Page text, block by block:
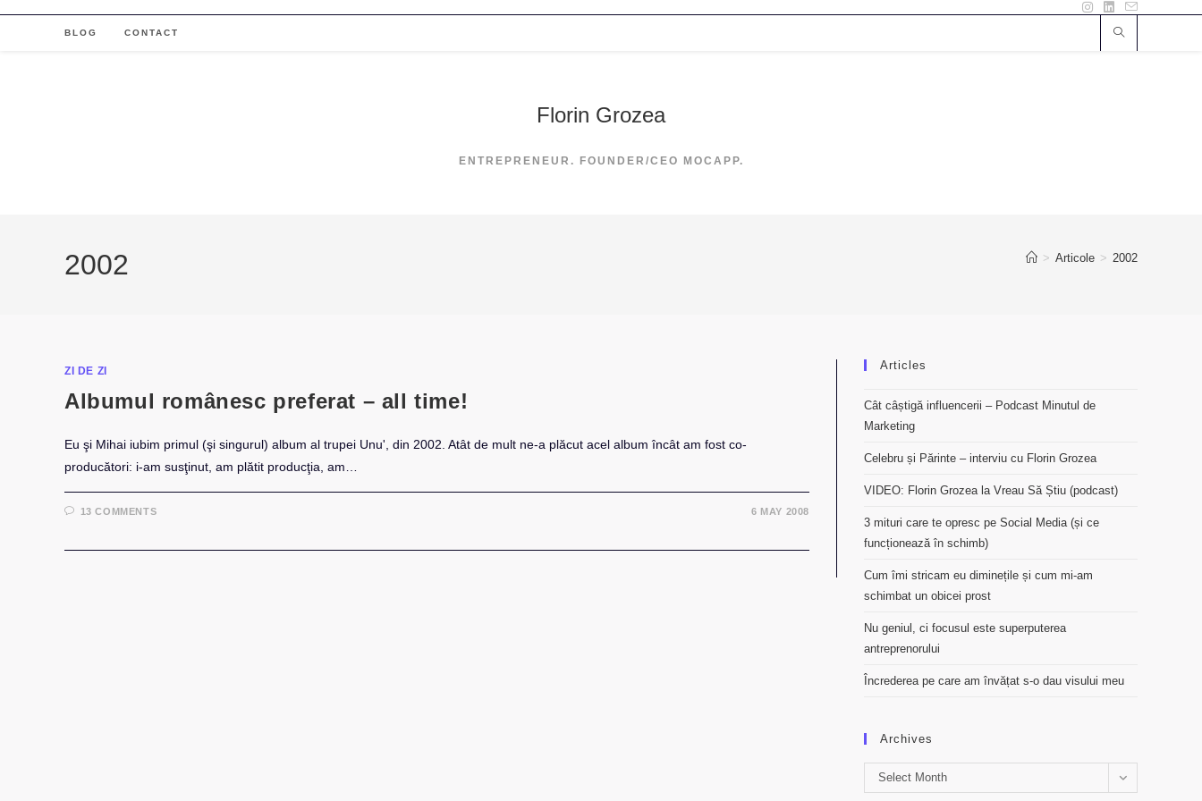
BLOG CONTACT
Florin Grozea
ENTREPRENEUR. FOUNDER/CEO MOCAPP.
2002 > Articole > 2002
ZI DE ZI
Albumul românesc preferat – all time!
Eu şi Mihai iubim primul (şi singurul) album al trupei Unu', din 2002. Atât de mult ne-a plăcut acel album încât am fost co-
producători: i-am susţinut, am plătit producţia, am…
13 COMMENTS 6 MAY 2008
Articles
Cât câștigă influencerii – Podcast Minutul de
Marketing
Celebru și Părinte – interviu cu Florin Grozea
VIDEO: Florin Grozea la Vreau Să Știu (podcast)
3 mituri care te opresc pe Social Media (și ce
funcționează în schimb)
Cum îmi stricam eu diminețile și cum mi-am
schimbat un obicei prost
Nu geniul, ci focusul este superputerea
antreprenorului
Încrederea pe care am învățat s-o dau visului meu
Archives
Archives
Select Month